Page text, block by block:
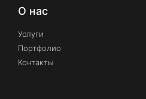
О нас
Услуги
Портфолио
Контакты